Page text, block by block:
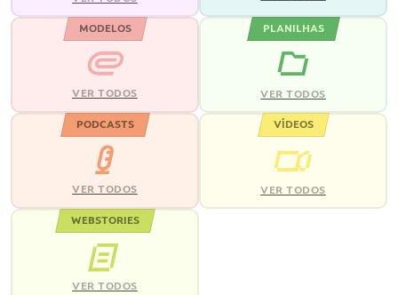
MODELOS
VER TODOS
PLANILHAS
VER TODOS
PODCASTS
VER TODOS
VÍDEOS
VER TODOS
WEBSTORIES
VER TODOS